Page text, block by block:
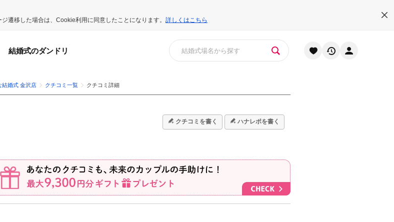
遷移した場合は、Cookie利用に同意したことになります。 詳しくはこちら
結婚式のダンドリ
結婚式 金沢店 クチコミ一覧 クチコミ詳細
クチコミを書く ハナレポを書く